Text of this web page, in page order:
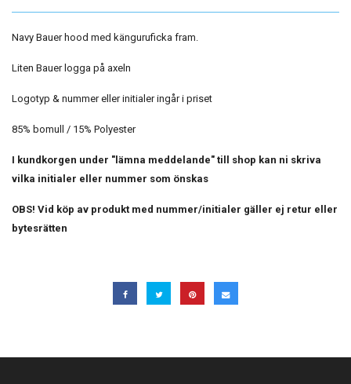
Navy Bauer hood med känguruficka fram.
Liten Bauer logga på axeln
Logotyp & nummer eller initialer ingår i priset
85% bomull / 15% Polyester
I kundkorgen under "lämna meddelande" till shop kan ni skriva
vilka initialer eller nummer som önskas
OBS! Vid köp av produkt med nummer/initialer gäller ej retur eller
bytesrätten